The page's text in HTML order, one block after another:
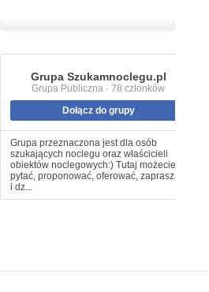
Grupa Szukamnoclegu.pl
Grupa Publiczna · 78 członków
Dołącz do grupy
Grupa przeznaczona jest dla osób
szukających noclegu oraz właścicieli
obiektów noclegowych:) Tutaj możecie
pytać, proponować, oferować, zapraszać
i dz...